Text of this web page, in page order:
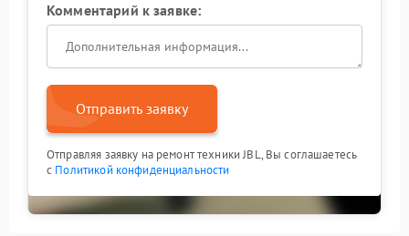
Комментарий к заявке:
Отправить заявку
Отправляя заявку на ремонт техники JBL, Вы соглашаетесь
с Политикой конфиденциальности